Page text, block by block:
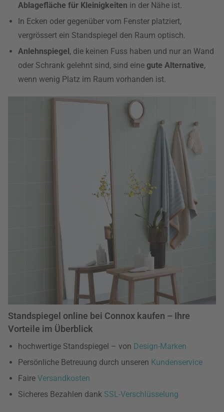
Ablagefläche für Kleinigkeiten in der Nähe ist.
In Ecken oder gegenüber vom Fenster platziert,
vergrössert ein Standspiegel den Raum optisch.
Anlehnspiegel, die keinen Fuss haben und nur an Wand
oder Schrank gelehnt sind, sind eine gute Alternative,
wenn wenig Platz im Raum vorhanden ist.
Standspiegel online bei Connox kaufen – Ihre
Vorteile im Überblick
hochwertige Standspiegel – von Design-Marken
Persönliche Betreuung durch unseren Kundenservice
Faire Versandkosten
Sicheres Bezahlen dank SSL-Verschlüsselung